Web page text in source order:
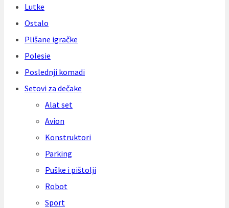
Lutke
Ostalo
Plišane igračke
Polesie
Poslednji komadi
Setovi za dečake
Alat set
Avion
Konstruktori
Parking
Puške i pištolji
Robot
Sport